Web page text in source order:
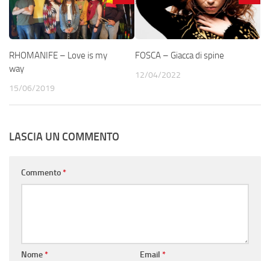
RHOMANIFE – Love is my
way
15/06/2019
FOSCA – Giacca di spine
12/04/2022
LASCIA UN COMMENTO
Commento*
Nome* Email *